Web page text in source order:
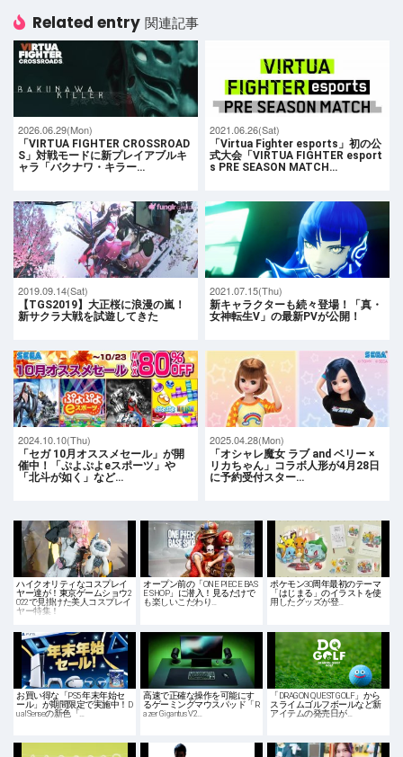
Related entry 関連記事
2026.06.29(Mon)
「VIRTUA FIGHTER CROSSROAD
S」対戦モードに新プレイアブルキ
ャラ「バクナワ・キラー…
2021.06.26(Sat)
「Virtua Fighter esports」初の公
式大会「VIRTUA FIGHTER esport
s PRE SEASON MATCH…
2019.09.14(Sat)
【TGS2019】大正桜に浪漫の嵐！
新サクラ大戦を試遊してきた
2021.07.15(Thu)
新キャラクターも続々登場！「真・
女神転生V」の最新PVが公開！
2024.10.10(Thu)
「セガ 10月オススメセール」が開
催中！「ぷよぷよeスポーツ」や
「北斗が如く」など…
2025.04.28(Mon)
「オシャレ魔女 ラブ and ベリー ×
リカちゃん」コラボ人形が4月28日
に予約受付スター…
ハイクオリティなコスプレイ
ヤー達が！東京ゲームショウ2
022で見掛けた美人コスプレイ
ヤー特集！
オープン前の「ONE PIECE BAS
E SHOP」に潜入！見るだけで
も楽しいこだわり…
ポケモン30周年最初のテーマ
「はじまる」のイラストを使
用したグッズが登…
お買い得な「PS5 年末年始セ
ール」が期間限定で実施中！D
ualSenseの新色「…
高速で正確な操作を可能にす
るゲーミングマウスパッド「R
azer Gigantus V2…
「DRAGON QUEST GOLF」から
スライムゴルフボールなど新
アイテムの発売日が…